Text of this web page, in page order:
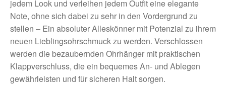
jedem Look und verleihen jedem Outfit eine elegante
Note, ohne sich dabei zu sehr in den Vordergrund zu
stellen – Ein absoluter Alleskönner mit Potenzial zu ihrem
neuen Lieblingsohrschmuck zu werden. Verschlossen
werden die bezaubernden Ohrhänger mit praktischen
Klappverschluss, die ein bequemes An- und Ablegen
gewährleisten und für sicheren Halt sorgen.